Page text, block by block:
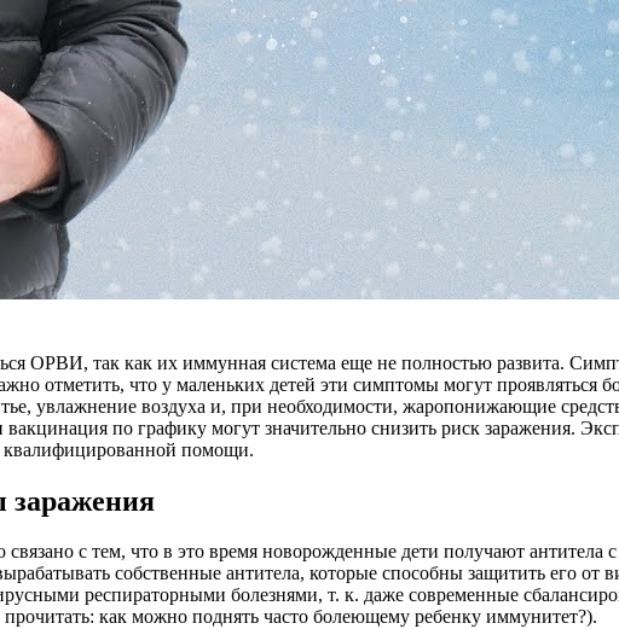
ОРВИ, так как их иммунная система еще не полностью развита.
отметить, что у маленьких детей эти симптомы могут проявляться
увлажнение воздуха и, при необходимости, жаропонижающие
вакцинация по графику могут значительно снизить риск заражения.
квалифицированной помощи.
заражения
с тем, что в это время новорожденные дети получают антитела
собственные антитела, которые способны защитить его
респираторными болезнями, т. к. даже современные
как можно поднять часто болеющему ребенку иммунитет?).